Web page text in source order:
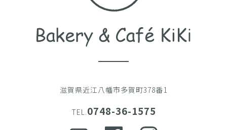
滋賀県近江八幡市多賀町378番1
TEL.0748-36-1575